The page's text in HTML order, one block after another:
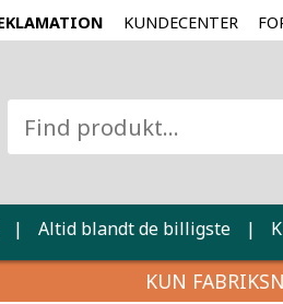
KUNDECENTER
| Altid blandt de billigste |
KUN